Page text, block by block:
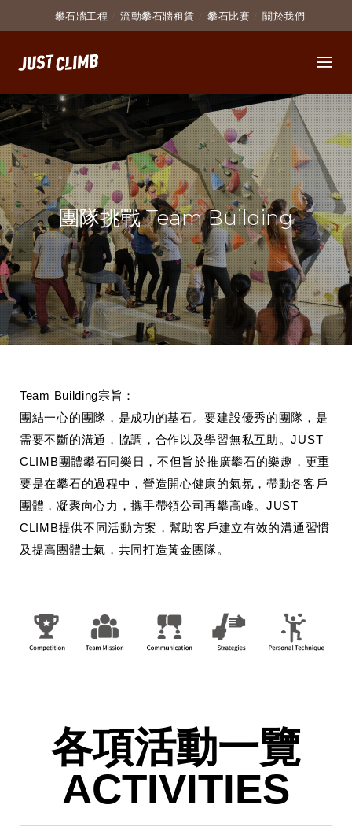
攀石牆工程 流動攀石牆租賃 攀石比賽 關於我們
團隊挑戰 Team Building
Team Building宗旨：
團結一心的團隊，是成功的基石。要建設優秀的團隊，是
需要不斷的溝通，協調，合作以及學習無私互助。JUST
CLIMB團體攀石同樂日，不但旨於推廣攀石的樂趣，更重
要是在攀石的過程中，營造開心健康的氣氛，帶動各客戶
團體，凝聚向心力，攜手帶領公司再攀高峰。JUST
CLIMB提供不同活動方案，幫助客戶建立有效的溝通習慣
及提高團體士氣，共同打造黃金團隊。
各項活動一覽
ACTIVITIES